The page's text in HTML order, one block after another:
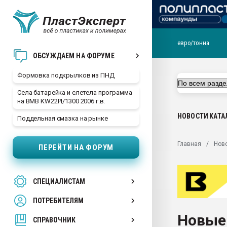
ОБСУЖДАЕМ НА ФОРУМЕ
Формовка подкрылков из ПНД
Села батарейка и слетела программа
на BMB KW22PI/1300 2006 г.в.
Поддельная смазка на рынке
ПЕРЕЙТИ НА ФОРУМ
СПЕЦИАЛИСТАМ
ПОТРЕБИТЕЛЯМ
СПРАВОЧНИК
29.07.2026 ФРП помог
Вакуум-формовочные
28.07.2026
первый план в
пластмасс
ситуацией на
евро/тонна
НОВОСТИ
Главная